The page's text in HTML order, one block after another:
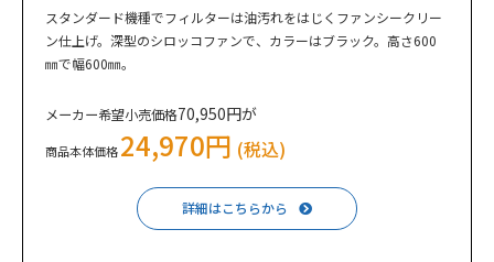
スタンダード機種でフィルターは油汚れをはじくファンシークリー
ン仕上げ。深型のシロッコファンで、カラーはブラック。高さ600
㎜で幅600㎜。
メーカー希望小売価格70,950円が
商品本体価格24,970円 (税込)
詳細はこちらから